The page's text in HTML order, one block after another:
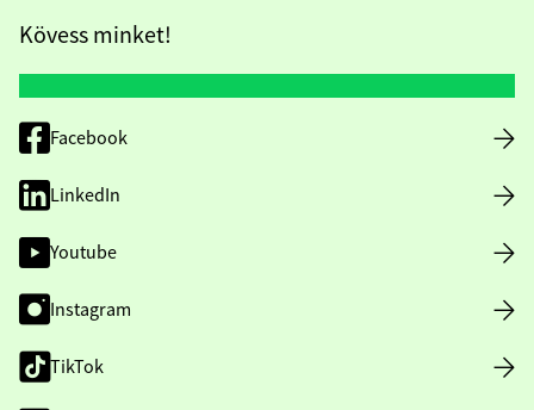
Kövess minket!
Facebook
LinkedIn
Youtube
Instagram
TikTok